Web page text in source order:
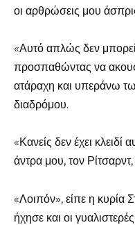
οι αρθρώσεις μου
«Αυτό απλώς δεν
προσπαθώντας να
ατάραχη και υπεράνω
διαδρόμου.
«Κανείς δεν έχει
άντρα μου, τον Ρίτσαρντ,
«Λοιπόν», είπε η κυρία
ήχησε και οι